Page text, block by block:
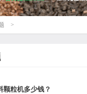
>
颗粒机多少钱？